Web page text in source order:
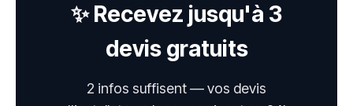
✨ Recevez jusqu'à 3
devis gratuits
2 infos suffisent — vos devis